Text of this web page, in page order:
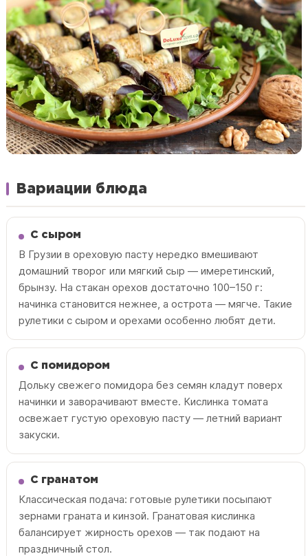
Вариации блюда
С сыром
В Грузии в ореховую пасту нередко вмешивают
домашний творог или мягкий сыр — имеретинский,
брынзу. На стакан орехов достаточно 100–150 г:
начинка становится нежнее, а острота — мягче. Такие
рулетики с сыром и орехами особенно любят дети.
С помидором
Дольку свежего помидора без семян кладут поверх
начинки и заворачивают вместе. Кислинка томата
освежает густую ореховую пасту — летний вариант
закуски.
С гранатом
Классическая подача: готовые рулетики посыпают
зернами граната и кинзой. Гранатовая кислинка
балансирует жирность орехов — так подают на
праздничный стол.